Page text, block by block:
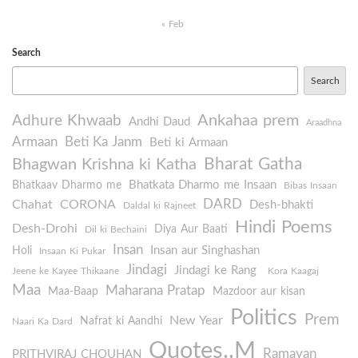
« Feb
Search
Search
Adhure Khwaab Andhi Daud Ankahaa prem Araadhna
Armaan Beti Ka Janm Beti ki Armaan
Bhagwan Krishna ki Katha Bharat Gatha
Bhatkaav Dharmo me Bhatkata Dharmo me Insaan Bibas Insaan
Chahat CORONA Daldal ki Rajneet DARD Desh-bhakti
Desh-Drohi Dil ki Bechaini Diya Aur Baati Hindi Poems
Holi Insaan Ki Pukar Insan Insan aur Singhashan
Jeene ke Kayee Thikaane Jindagi Jindagi ke Rang Kora Kaagaj
Maa Maa-Baap Maharana Pratap Mazdoor aur kisan
Naari Ka Dard Nafrat ki Aandhi New Year Politics Prem
PRITHVIRAJ CHOUHAN Quotes..M Ramayan